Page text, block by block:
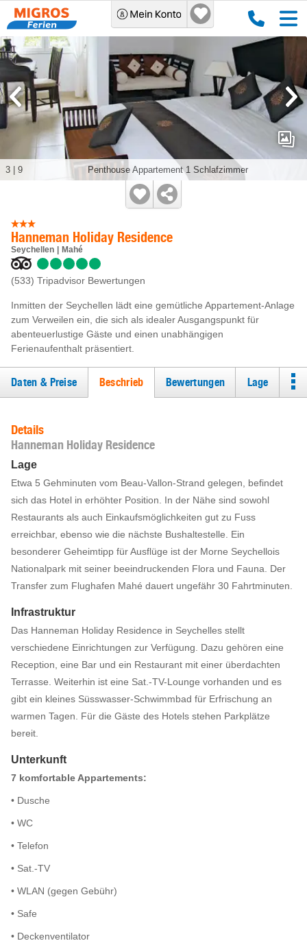
Hanneman Holiday Residence
Seychellen Mahé
(533) Tripadvisor Bewertungen
Inmitten der Seychellen lädt eine gemütliche Appartement-Anlage
zum Verweilen ein, die sich als idealer Ausgangspunkt für
abenteuerlustige Gäste und einen unabhängigen
Ferienaufenthalt präsentiert.
Penthouse Appartement 1 Schlafzimmer
3 9
Daten & Preise Beschrieb Bewertungen Lage
Details
Hanneman Holiday Residence
Lage
Etwa 5 Gehminuten vom Beau-Vallon-Strand gelegen, befindet
sich das Hotel in erhöhter Position. In der Nähe sind sowohl
Restaurants als auch Einkaufsmöglichkeiten gut zu Fuss
erreichbar, ebenso wie die nächste Bushaltestelle. Ein
besonderer Geheimtipp für Ausflüge ist der Morne Seychellois
Nationalpark mit seiner beeindruckenden Flora und Fauna. Der
Transfer zum Flughafen Mahé dauert ungefähr 30 Fahrtminuten.
Infrastruktur
Das Hanneman Holiday Residence in Seychelles stellt
verschiedene Einrichtungen zur Verfügung. Dazu gehören eine
Reception, eine Bar und ein Restaurant mit einer überdachten
Terrasse. Weiterhin ist eine Sat.-TV-Lounge vorhanden und es
gibt ein kleines Süsswasser-Schwimmbad für Erfrischung an
warmen Tagen. Für die Gäste des Hotels stehen Parkplätze
bereit.
Unterkunft
7 komfortable Appartements:
• Dusche
• WC
• Telefon
• Sat.-TV
• WLAN (gegen Gebühr)
• Safe
• Deckenventilator